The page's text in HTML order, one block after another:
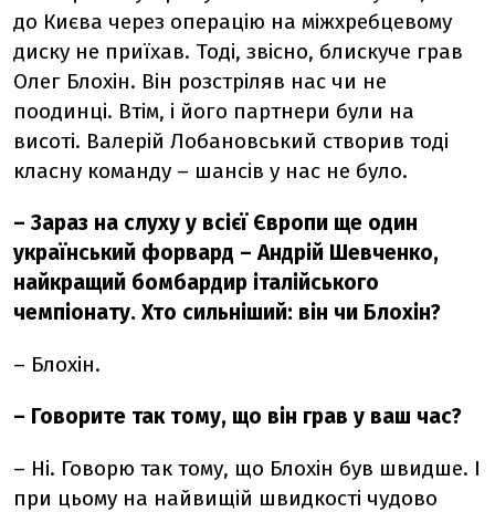
до Києва через операцію на міжхребцевому
диску не приїхав. Тоді, звісно, блискуче грав
Олег Блохін. Він розстріляв нас чи не
поодинці. Втім, і його партнери були на
висоті. Валерій Лобановський створив тоді
класну команду – шансів у нас не було.
– Зараз на слуху у всієї Європи ще один
український форвард – Андрій Шевченко,
найкращий бомбардир італійського
чемпіонату. Хто сильніший: він чи Блохін?
– Блохін.
– Говорите так тому, що він грав у ваш час?
– Ні. Говорю так тому, що Блохін був швидше. І
при цьому на найвищій швидкості чудово